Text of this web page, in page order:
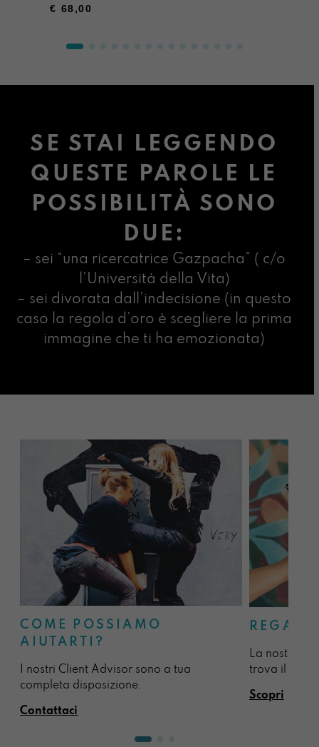
€ 68,00
SE STAI LEGGENDO
QUESTE PAROLE LE
POSSIBILITÀ SONO
DUE:
– sei “una ricercatrice Gazpacha” ( c/o
l’Università della Vita)
– sei divorata dall’indecisione (in questo
caso la regola d’oro è scegliere la prima
immagine che ti ha emozionata)
COME POSSIAMO
AIUTARTI?
I nostri Client Advisor sono a tua
completa disposizione.
Contattaci
La nostra
trova il
Scopri